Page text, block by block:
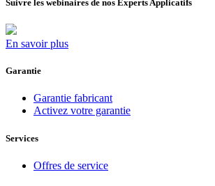
Suivre les webinaires de nos Experts Applicatifs
En savoir plus
Garantie
Garantie fabricant
Activez votre garantie
Services
Offres de service